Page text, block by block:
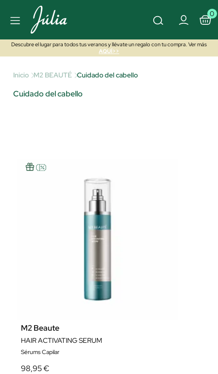
0
Descubre el lugar para todos tus veranos y llévate un regalo con tu compra. Ver más
AQUÍ>>
Inicio M2 BEAUTÉ Cuidado del cabello
Cuidado del cabello
M2 Beaute
HAIR ACTIVATING SERUM
Sérums Capilar
98,95 €